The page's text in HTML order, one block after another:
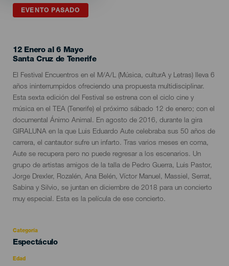
EVENTO PASADO
12 Enero al 6 Mayo
Localidad
Santa Cruz de Tenerife
Descripción
del
evento
El Festival Encuentros en el M/A/L (Música, culturA y Letras) lleva 6
años ininterrumpidos ofreciendo una propuesta multidisciplinar.
Esta sexta edición del Festival se estrena con el ciclo cine y
música en el TEA (Tenerife) el próximo sábado 12 de enero; con el
documental Ánimo Animal. En agosto de 2016, durante la gira
GIRALUNA en la que Luis Eduardo Aute celebraba sus 50 años de
carrera, el cantautor sufre un infarto. Tras varios meses en coma,
Aute se recupera pero no puede regresar a los escenarios. Un
grupo de artistas amigos de la talla de Pedro Guerra, Luis Pastor,
Jorge Drexler, Rozalén, Ana Belén, Víctor Manuel, Massiel, Serrat,
Sabina y Silvio, se juntan en diciembre de 2018 para un concierto
muy especial. Esta es la película de ese concierto.
Categoría
Categoría
evento
Espectáculo
Edad